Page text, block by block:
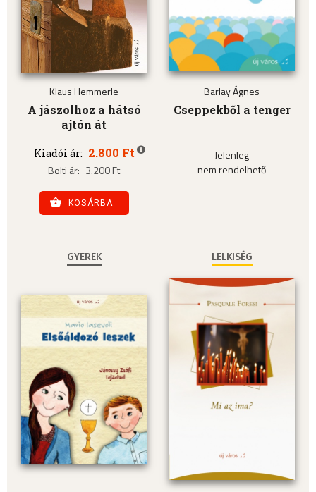
Klaus Hemmerle
A jászolhoz a hátsó
ajtón át
Kiadói ár: 2.800 Ft
Bolti ár: 3.200 Ft
KOSÁRBA
Barlay Ágnes
Cseppekből a tenger
Jelenleg
nem rendelhető
GYEREK LELKISÉG